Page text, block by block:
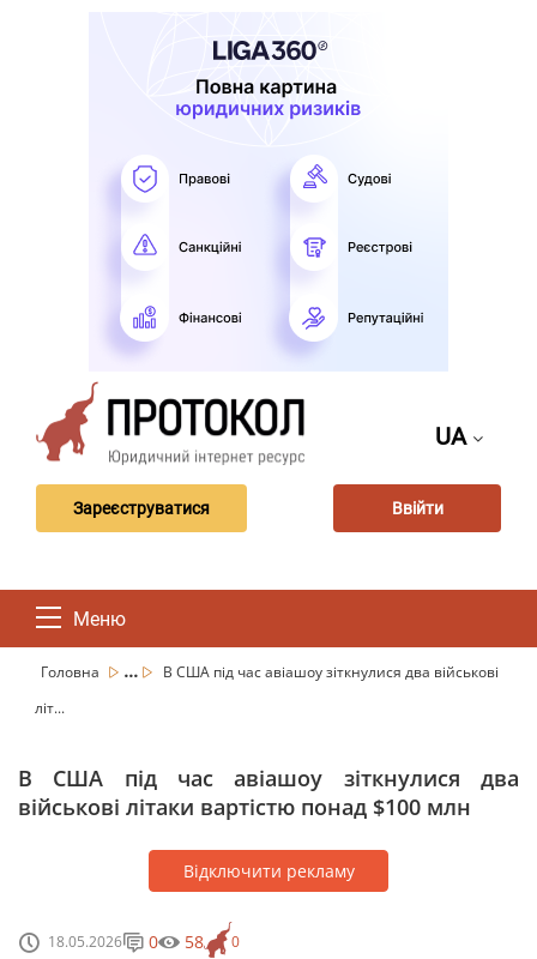
UA
Зареєструватися Ввійти
Меню
Головна ...
В США під час авіашоу зіткнулися два військові
літ...
В США під час авіашоу зіткнулися два
військові літаки вартістю понад $100 млн
Відключити рекламу
18.05.2026 0
0 58